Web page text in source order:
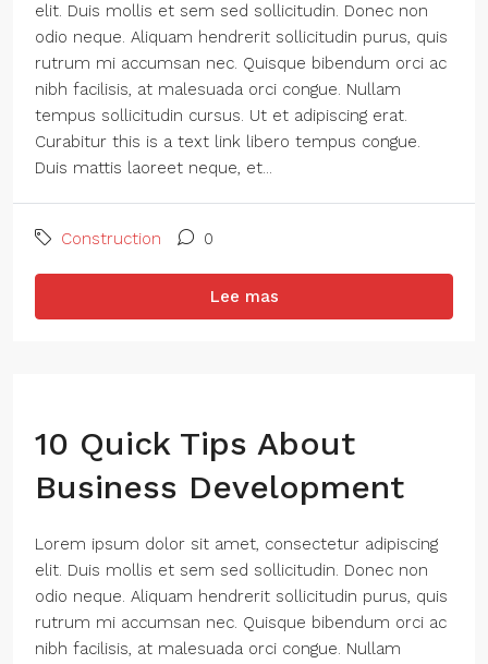
elit. Duis mollis et sem sed sollicitudin. Donec non
odio neque. Aliquam hendrerit sollicitudin purus, quis
rutrum mi accumsan nec. Quisque bibendum orci ac
nibh facilisis, at malesuada orci congue. Nullam
tempus sollicitudin cursus. Ut et adipiscing erat.
Curabitur this is a text link libero tempus congue.
Duis mattis laoreet neque, et...
Construction 0
Lee mas
10 Quick Tips About
Business Development
Lorem ipsum dolor sit amet, consectetur adipiscing
elit. Duis mollis et sem sed sollicitudin. Donec non
odio neque. Aliquam hendrerit sollicitudin purus, quis
rutrum mi accumsan nec. Quisque bibendum orci ac
nibh facilisis, at malesuada orci congue. Nullam